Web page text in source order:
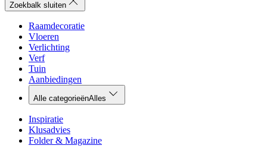
Zoekbalk sluiten
Raamdecoratie
Vloeren
Verlichting
Verf
Tuin
Aanbiedingen
Alle categorieënAlles
Inspiratie
Klusadvies
Folder & Magazine